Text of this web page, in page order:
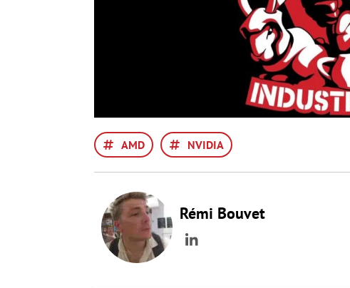
AMD NVIDIA
Rémi Bouvet
LinkedIn